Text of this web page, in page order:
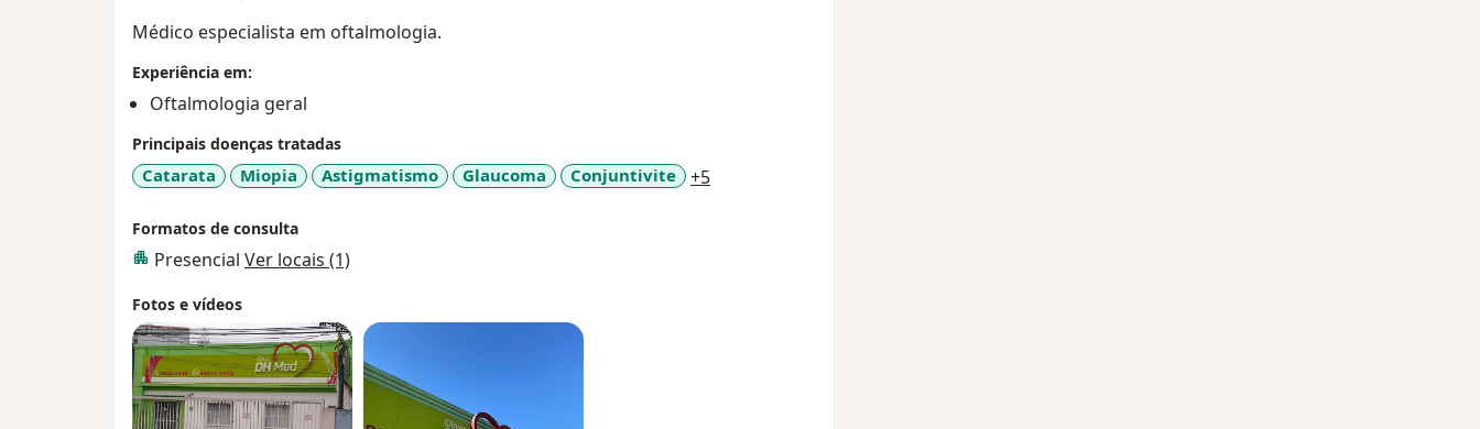
Médico especialista em oftalmologia.
Experiência em:
Oftalmologia geral
Principais doenças tratadas
Catarata Miopia Astigmatismo Glaucoma Conjuntivite +5a11y_sr_more_diseases
Formatos de consulta
Presencial Ver locais (1)
Fotos e vídeos